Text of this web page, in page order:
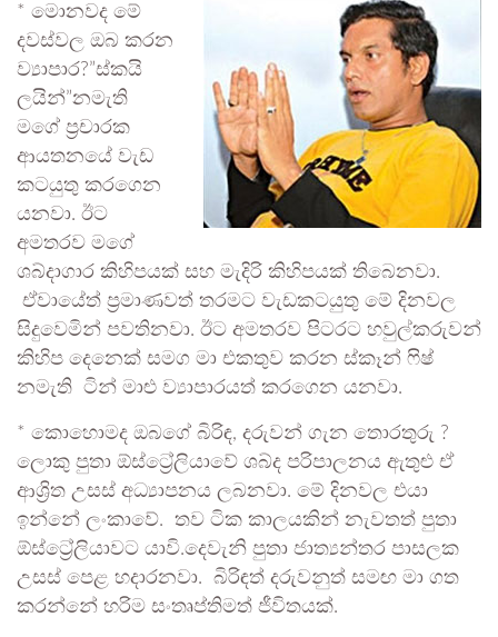
* මොනවද මේ
දවස්වල ඔබ කරන
ව්‍යාපාර?”ස්කයි
ලයින්”නමැති
මගේ ප්‍රචාරක
ආයතනයේ වැඩ
කටයුතු කරගෙන
යනවා. ඊට
අමතරව මගේ
ශබ්දාගාර කිහිපයක් සහ මැදිරි කිහිපයක් තිබෙනවා.
ඒවායේත් ප්‍රමාණවත් තරමට වැඩකටයුතු මේ දිනවල
සිදුවෙමින් පවතිනවා. ඊට අමතරව පිටරට හවුල්කරුවන්
කිහිප දෙනෙක් සමග මා එකතුව කරන ස්කෑන් ෆිෂ්
නමැති ටින් මාළු ව්‍යාපාරයත් කරගෙන යනවා.
* කොහොමද ඔබගේ බිරිඳ, දරුවන් ගැන තොරතුරු ?
ලොකු පුතා ඕස්ට්‍රේලියාවේ ශබ්ද පරිපාලනය ඇතුළු ඒ
ආශ්‍රිත උසස් අධ්‍යාපනය ලබනවා. මේ දිනවල එයා
ඉන්නේ ලංකාවේ. තව ටික කාලයකින් නැවතත් පුතා
ඕස්ට්‍රේලියාවට යාවි.දෙවැනි පුතා ජාත්‍යන්තර පාසලක
උසස් පෙළ හදාරනවා. බිරිඳත් දරුවනුත් සමඟ මා ගත
කරන්නේ හරිම සංතෘප්තිමත් ජීවිතයක්.